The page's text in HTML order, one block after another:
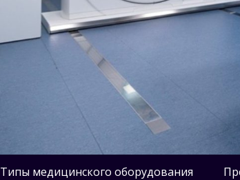
Типы медицинского оборудования